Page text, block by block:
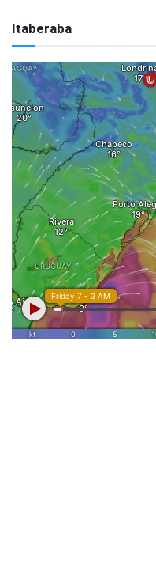
Itaberaba